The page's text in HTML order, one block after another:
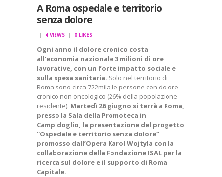
A Roma ospedale e territorio
senza dolore
4 VIEWS 0 LIKES
Ogni anno il dolore cronico costa
all’economia nazionale 3 milioni di ore
lavorative, con un forte impatto sociale e
sulla spesa sanitaria. Solo nel territorio di
Roma sono circa 722mila le persone con dolore
cronico non oncologico (26% della popolazione
residente). Martedì 26 giugno si terrà a Roma,
presso la Sala della Promoteca in
Campidoglio, la presentazione del progetto
“Ospedale e territorio senza dolore”
promosso dall’Opera Karol Wojtyla con la
collaborazione della Fondazione ISAL per la
ricerca sul dolore e il supporto di Roma
Capitale.